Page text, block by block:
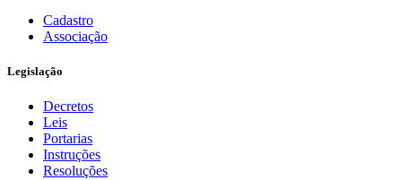
Cadastro
Associação
Legislação
Decretos
Leis
Portarias
Instruções
Resoluções